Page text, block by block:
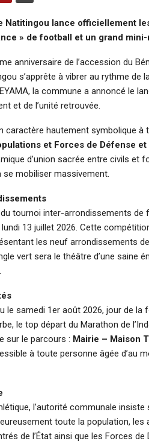
Natitingou lance officiellement
» de football et un grand
anniversaire de l’accession du
s’apprête à vibrer au rythme de
la commune a annoncé le
et de l’unité retrouvée.
caractère hautement symbolique à
et Forces de Défense
d’union sacrée entre civils et
se mobiliser massivement.
tournoi inter-arrondissements de
lundi 13 juillet 2026. Cette
les neuf arrondissements
vert sera le théâtre d’une saine
le samedi 1er août 2026, jour de
le top départ du Marathon de
sur le parcours : Mairie – Maison
à toute personne âgée d’au
l’autorité communale insiste
toute la population,
de l’État ainsi que les Forces